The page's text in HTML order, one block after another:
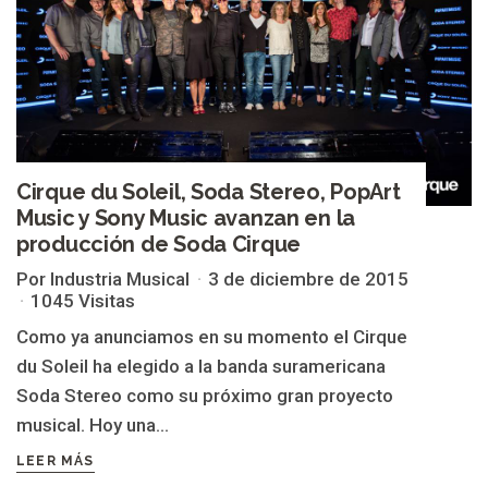
Cirque du Soleil, Soda Stereo, PopArt
Music y Sony Music avanzan en la
producción de Soda Cirque
Por Industria Musical
3 de diciembre de 2015
1045 Visitas
Como ya anunciamos en su momento el Cirque
du Soleil ha elegido a la banda suramericana
Soda Stereo como su próximo gran proyecto
musical. Hoy una...
LEER MÁS